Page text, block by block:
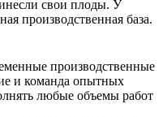
свои плоды. У
производственная база.
производственные
и команда опытных
любые объемы работ